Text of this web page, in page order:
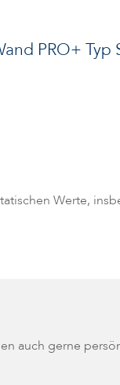
PRO+ Typ
Werte,
auch gerne